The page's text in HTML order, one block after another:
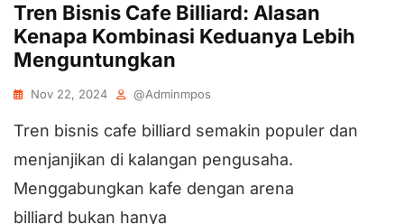
Tren Bisnis Cafe Billiard: Alasan
Kenapa Kombinasi Keduanya Lebih
Menguntungkan
Nov 22, 2024 @adminmpos
Tren bisnis cafe billiard semakin populer dan
menjanjikan di kalangan pengusaha.
Menggabungkan kafe dengan arena
billiard bukan hanya